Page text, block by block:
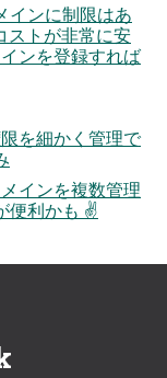
ンに制限はあ
トが非常に安
ンを登録すれば
を細かく管理で
インを複数管理
便利かも ✌